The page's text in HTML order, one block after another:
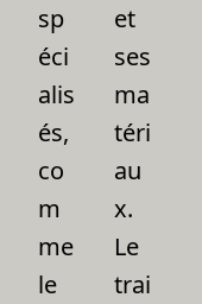
sp
éci
alis
és,
co
m
me
le
et
ses
ma
téri
au
x.
Le
trai